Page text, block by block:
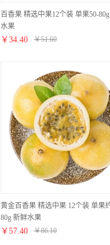
百香果 精选中果12个装 单果50-
水果
￥ 34.40 ￥51.60
黄金百香果 精选中果 12个装 单果
80g 新鲜水果
￥ 57.40 ￥86.10